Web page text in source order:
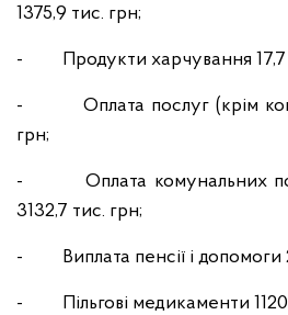
1375,9 тис. грн;
- Продукти харчування 17,7
- Оплата послуг (крім
грн;
- Оплата комунальних
3132,7 тис. грн;
- Виплата пенсії і допомоги
- Пільгові медикаменти